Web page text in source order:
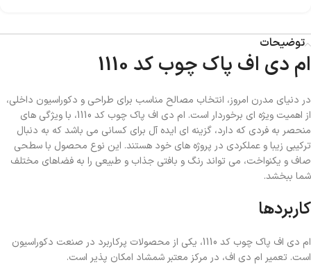
توضیحات
ام دی اف پاک چوب کد 1110
در دنیای مدرن امروز، انتخاب مصالح مناسب برای طراحی و دکوراسیون داخلی،
از اهمیت ویژه ای برخوردار است. ام دی اف پاک چوب کد 1110، با ویژگی های
منحصر به فردی که دارد، گزینه ای ایده آل برای کسانی می باشد که به دنبال
ترکیبی زیبا و عملکردی در پروژه های خود هستند. این نوع محصول با سطحی
صاف و یکنواخت، می تواند رنگ و بافتی جذاب و طبیعی را به فضاهای مختلف
شما ببخشد.
کاربردها
ام دی اف پاک چوب کد 1110، یکی از محصولات پرکاربرد در صنعت دکوراسیون
است. تعمیر ام دی اف، در مرکز معتبر شمشاد امکان پذیر است.